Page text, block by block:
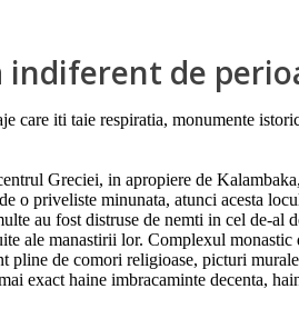
indiferent de
care iti taie respiratia, monumente
Greciei, in apropiere de
o priveliste minunata, atunci acesta
au fost distruse de nemti in cel de-
ale manastirii lor. Complexul
de comori religioase, picturi
exact haine imbracaminte decenta,